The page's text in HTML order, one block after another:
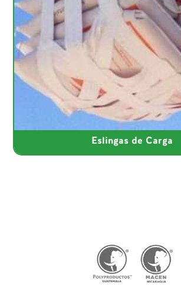
Eslingas de Carga